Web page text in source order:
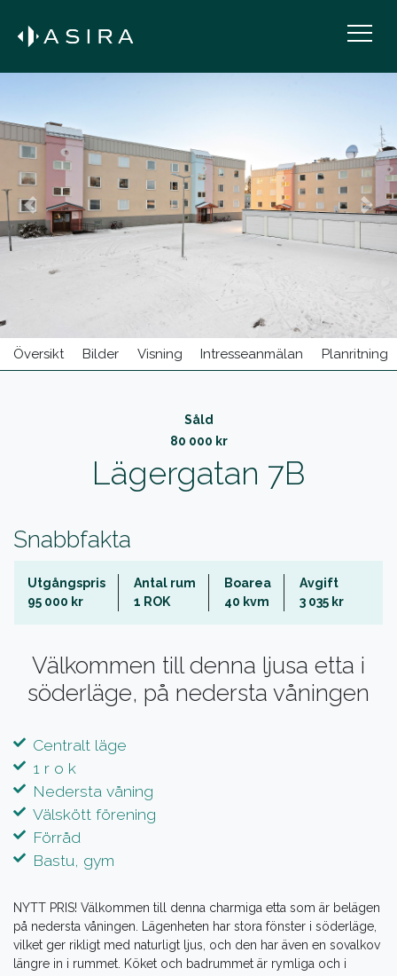
HITTA MÄKLARE/PERSONAL
KONTOR
KARRIÄR
BUY IN SWEDEN
Previous Next
Översikt Bilder Visning Intresseanmälan Planritning
Såld
80 000 kr
Lägergatan 7B
Snabbfakta
Utgångspris
95 000 kr
Antal rum
1 ROK
Boarea
40 kvm
Avgift
3 035 kr
Välkommen till denna ljusa etta i
söderläge, på nedersta våningen
Centralt läge
1 r o k
Nedersta våning
Välskött förening
Förråd
Bastu, gym
NYTT PRIS! Välkommen till denna charmiga etta som är belägen
på nedersta våningen. Lägenheten har stora fönster i söderläge,
vilket ger rikligt med naturligt ljus, och den har även en sovalkov
längre in i rummet. Köket och badrummet är rymliga och i